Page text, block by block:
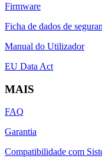
Firmware
Ficha de dados de
Manual do Utilizador
EU Data Act
MAIS
FAQ
Garantia
Compatibilidade com